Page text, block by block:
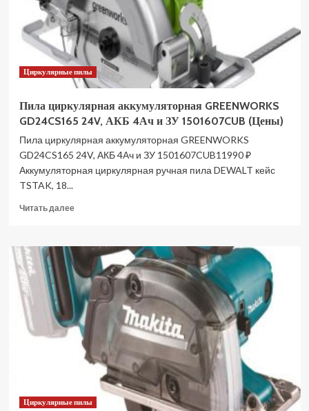
Циркулярные пилы
Пила циркулярная аккумуляторная GREENWORKS
GD24CS165 24V, АКБ 4Ач и ЗУ 1501607CUB (Цены)
Пила циркулярная аккумуляторная GREENWORKS
GD24CS165 24V, АКБ 4Ач и ЗУ 1501607CUB11990 ₽
Аккумуляторная циркулярная ручная пила DEWALT кейс
TSTAK, 18...
Читать далееПрочитать
Пила
циркулярная
аккумуляторная
GREENWORKS
GD24CS165
24V,
АКБ
4Ач
1501607CUB
(Цены)
Циркулярные пилы